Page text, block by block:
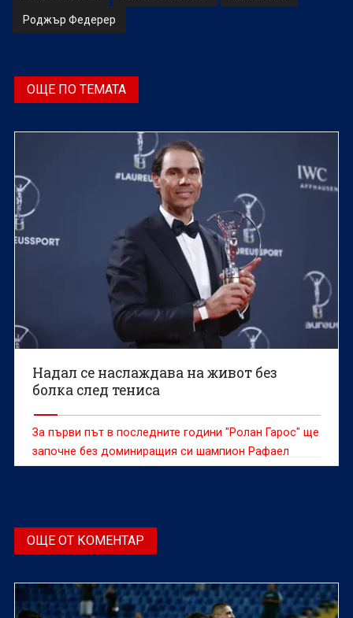
Роджър Федерер
ОЩЕ ПО ТЕМАТА
Надал се наслаждава на живот без
болка след тениса
За първи път в последните години "Ролан Гарос" ще
започне без доминиращия си шампион Рафаел
Надал, който спечели 14 титли в Париж, но
ОЩЕ ОТ КОМЕНТАР